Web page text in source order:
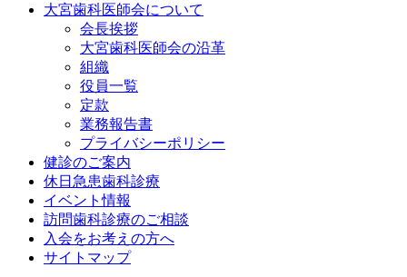
大宮歯科医師会について
会長挨拶
大宮歯科医師会の沿革
組織
役員一覧
定款
業務報告書
プライバシーポリシー
健診のご案内
休日急患歯科診療
イベント情報
訪問歯科診療のご相談
入会をお考えの方へ
サイトマップ